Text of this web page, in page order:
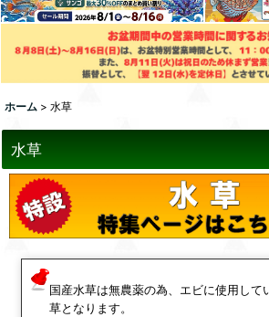
ホーム > 水草
水草
国産水草は無農薬の為、エビに使用して
草となります。